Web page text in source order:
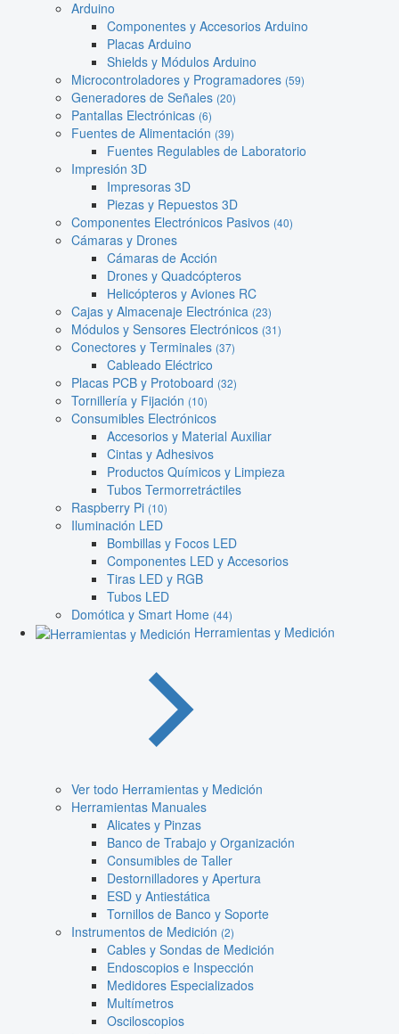
Arduino
Componentes y Accesorios Arduino
Placas Arduino
Shields y Módulos Arduino
Microcontroladores y Programadores (59)
Generadores de Señales (20)
Pantallas Electrónicas (6)
Fuentes de Alimentación (39)
Fuentes Regulables de Laboratorio
Impresión 3D
Impresoras 3D
Piezas y Repuestos 3D
Componentes Electrónicos Pasivos (40)
Cámaras y Drones
Cámaras de Acción
Drones y Quadcópteros
Helicópteros y Aviones RC
Cajas y Almacenaje Electrónica (23)
Módulos y Sensores Electrónicos (31)
Conectores y Terminales (37)
Cableado Eléctrico
Placas PCB y Protoboard (32)
Tornillería y Fijación (10)
Consumibles Electrónicos
Accesorios y Material Auxiliar
Cintas y Adhesivos
Productos Químicos y Limpieza
Tubos Termorretráctiles
Raspberry Pi (10)
Iluminación LED
Bombillas y Focos LED
Componentes LED y Accesorios
Tiras LED y RGB
Tubos LED
Domótica y Smart Home (44)
Herramientas y Medición
Ver todo Herramientas y Medición
Herramientas Manuales
Alicates y Pinzas
Banco de Trabajo y Organización
Consumibles de Taller
Destornilladores y Apertura
ESD y Antiestática
Tornillos de Banco y Soporte
Instrumentos de Medición (2)
Cables y Sondas de Medición
Endoscopios e Inspección
Medidores Especializados
Multímetros
Osciloscopios